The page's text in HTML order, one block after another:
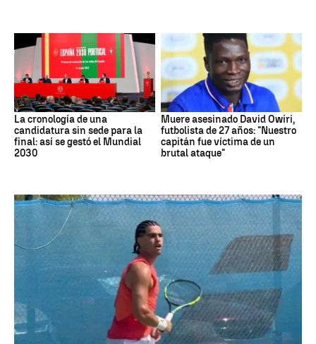
La cronología de una
candidatura sin sede para la
final: así se gestó el Mundial
2030
Muere asesinado David Owiri,
futbolista de 27 años: "Nuestro
capitán fue víctima de un
brutal ataque"